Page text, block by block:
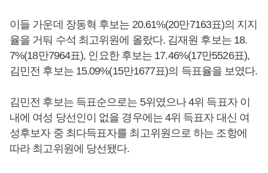
이들 가운데 장동혁 후보는 20.61%(20만7163표)의 지지
율을 거둬 수석 최고위원에 올랐다. 김재원 후보는 18.
7%(18만7964표), 인요한 후보는 17.46%(17만5526표),
김민전 후보는 15.09%(15만1677표)의 득표율을 보였다.
김민전 후보는 득표순으로는 5위였으나 4위 득표자 이
내에 여성 당선인이 없을 경우에는 4위 득표자 대신 여
성후보자 중 최다득표자를 최고위원으로 하는 조항에
따라 최고위원에 당선됐다.